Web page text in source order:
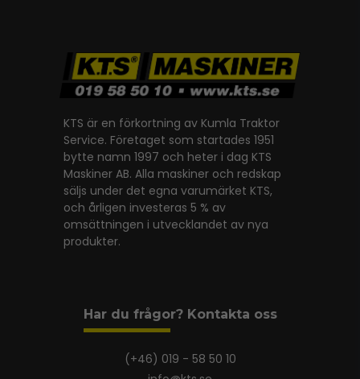
KTS är en förkortning av Kumla Traktor
Service. Företaget som startades 1951
bytte namn 1997 och heter i dag KTS
Maskiner AB. Alla maskiner och redskap
säljs under det egna varumärket KTS,
och årligen investeras 5 % av
omsättningen i utvecklandet av nya
produkter.
Har du frågor? Kontakta oss
(+46) 019 - 58 50 10